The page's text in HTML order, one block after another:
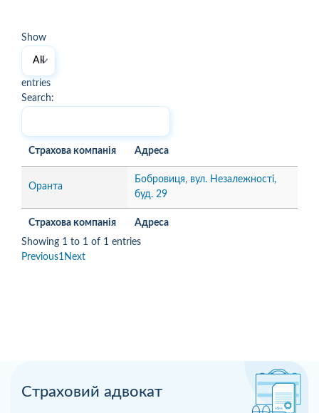
Страховий адвокат
Show
entries
Search:
Страхова компанія Адреса
Страхова компанія Адреса
Оранта
Бобровиця, вул. Незалежності,
буд. 29
Showing 1 to 1 of 1 entries
Previous1Next